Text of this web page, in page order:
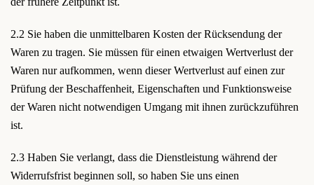
2.2 Sie haben die unmittelbaren Kosten der Rücksendung der
Waren zu tragen. Sie müssen für einen etwaigen Wertverlust der
Waren nur aufkommen, wenn dieser Wertverlust auf einen zur
Prüfung der Beschaffenheit, Eigenschaften und Funktionsweise
der Waren nicht notwendigen Umgang mit ihnen zurückzuführen
ist.
2.3 Haben Sie verlangt, dass die Dienstleistung während der
Widerrufsfrist beginnen soll, so haben Sie uns einen